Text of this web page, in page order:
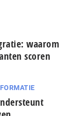
waarom
scoren